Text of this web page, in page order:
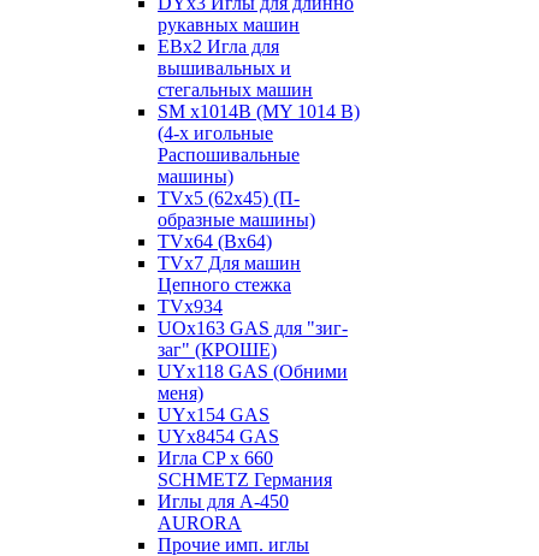
рукавных машин
EBx2 Игла для
вышивальных и
стегальных машин
SM x1014B (MY 1014 B)
(4-х игольные
Распошивальные
машины)
TVх5 (62х45) (П-
образные машины)
TVх64 (Вх64)
TVх7 Для машин
Цепного стежка
TVх934
UOx163 GAS для "зиг-
заг" (КРОШЕ)
UYx118 GAS (Обними
меня)
UYx154 GAS
UYx8454 GAS
Игла CP х 660
SCHMETZ Германия
Иглы для А-450
AURORA
Прочие имп. иглы